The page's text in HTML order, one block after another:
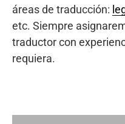
áreas de traducción:
etc. Siempre
traductor con
requiera.